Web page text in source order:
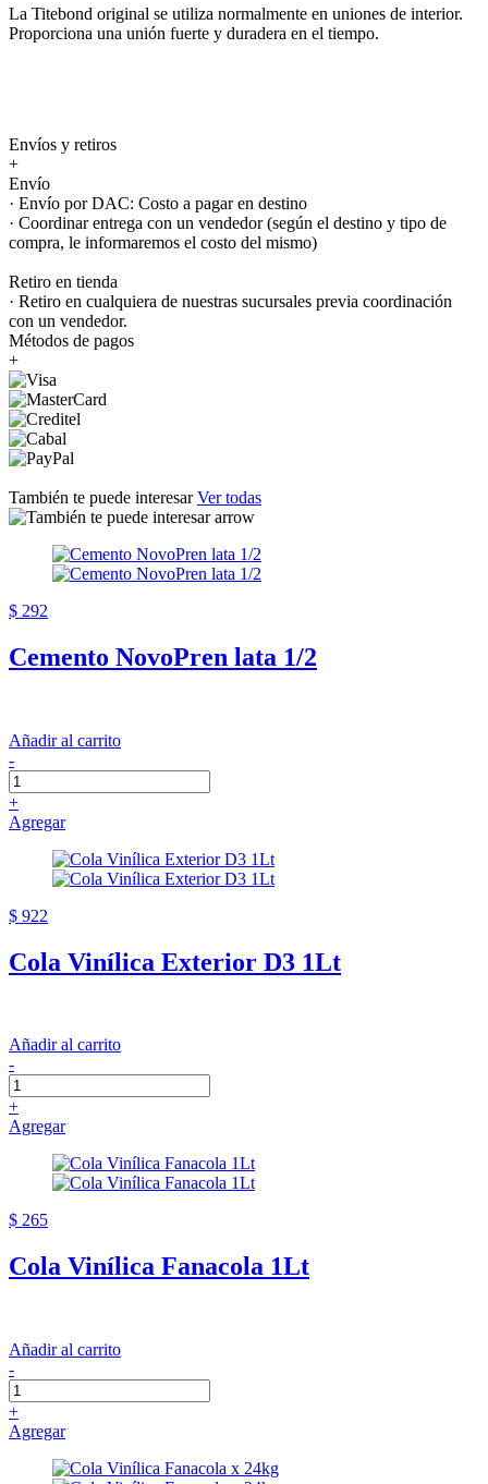
La Titebond original se utiliza normalmente en uniones de interior.
Proporciona una unión fuerte y duradera en el tiempo.
Envíos y retiros
+
Envío
· Envío por DAC: Costo a pagar en destino
· Coordinar entrega con un vendedor (según el destino y tipo de
compra, le informaremos el costo del mismo)
Retiro en tienda
· Retiro en cualquiera de nuestras sucursales previa coordinación
con un vendedor.
Métodos de pagos
+
También te puede interesarVer todas
$ 292
Cemento NovoPren lata 1/2
Añadir al carrito
-
+
Agregar
$ 922
Cola Vinílica Exterior D3 1Lt
Añadir al carrito
-
+
Agregar
$ 265
Cola Vinílica Fanacola 1Lt
Añadir al carrito
-
+
Agregar